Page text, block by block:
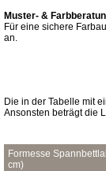
Muster- &
Für eine sichere
an.
Die in der Tabelle mit
Ansonsten beträgt die
Formesse
cm)